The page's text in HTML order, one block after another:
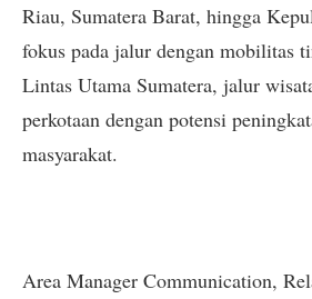
Riau, Sumatera Barat, hingga
fokus pada jalur dengan mobilitas
Lintas Utama Sumatera, jalur
perkotaan dengan potensi
masyarakat.
Area Manager Communication,